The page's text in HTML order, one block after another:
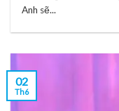
Anh sẽ...
02
Th6